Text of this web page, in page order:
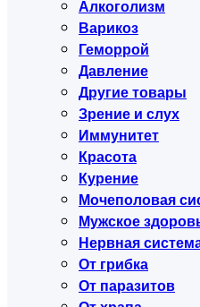
Алкоголизм
Варикоз
Геморрой
Давление
Другие товары
Зрение и слух
Иммунитет
Красота
Курение
Мочеполовая
Мужское
Нервная
От грибка
От паразитов